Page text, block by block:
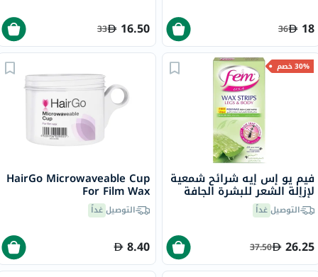
18
36
16.50
33
30% خصم
فيم يو إس إيه شرائح شمعية
لإزالة الشعر للبشرة الجافة
جداً 20 قطعةالتوصيلغداً
26.25
37.50
HairGo Microwaveable Cup
For Film Wax
التوصيلغداً
8.40